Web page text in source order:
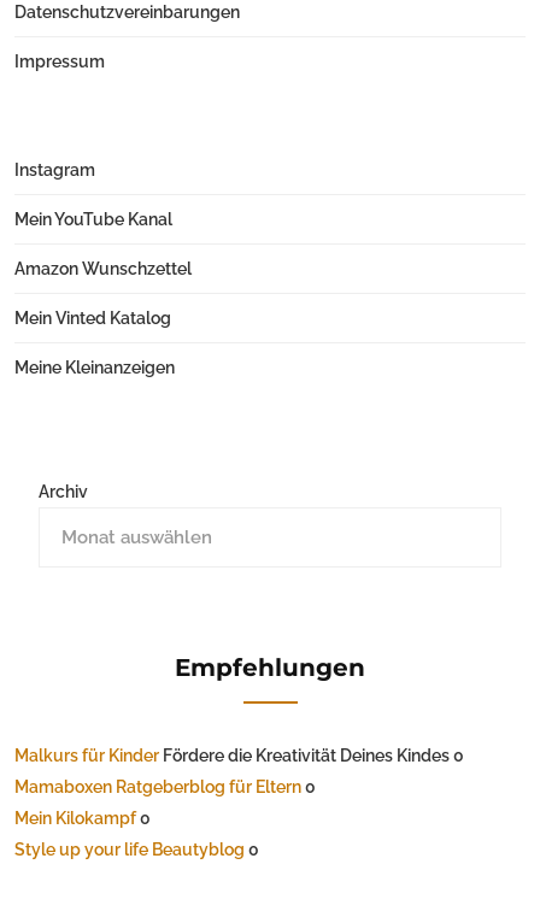
Datenschutzvereinbarungen
Impressum
Instagram
Mein YouTube Kanal
Amazon Wunschzettel
Mein Vinted Katalog
Meine Kleinanzeigen
Archiv
Empfehlungen
Malkurs für Kinder Fördere die Kreativität Deines Kindes 0
Mamaboxen Ratgeberblog für Eltern0
Mein Kilokampf0
Style up your life Beautyblog 0